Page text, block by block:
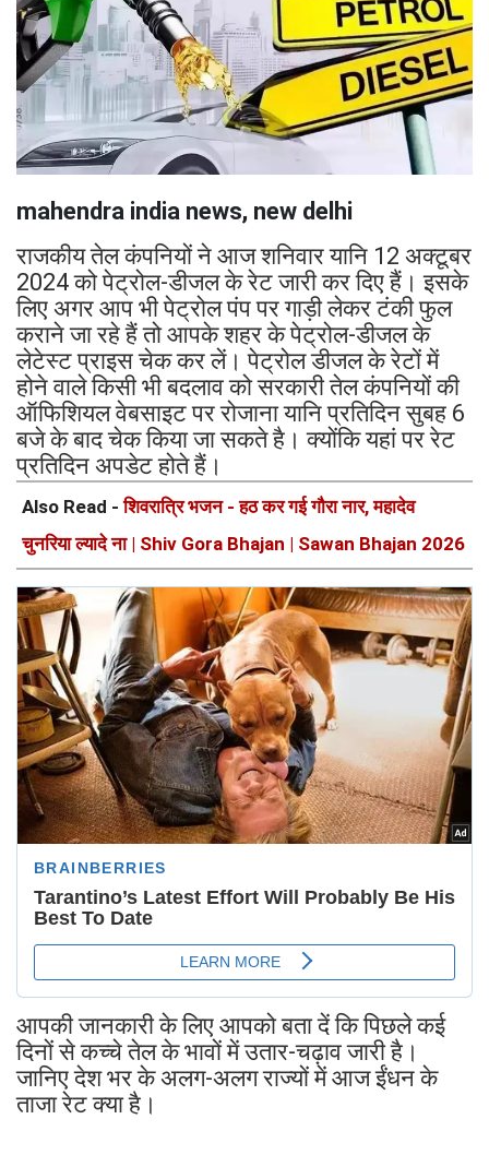
mahendra india news, new delhi
राजकीय तेल कंपनियों ने आज शनिवार यानि 12 अक्टूबर
2024 को पेट्रोल-डीजल के रेट जारी कर दिए हैं। इसके
लिए अगर आप भी पेट्रोल पंप पर गाड़ी लेकर टंकी फुल
कराने जा रहे हैं तो आपके शहर के पेट्रोल-डीजल के
लेटेस्ट प्राइस चेक कर लें। पेट्रोल डीजल के रेटों में
होने वाले किसी भी बदलाव को सरकारी तेल कंपनियों की
ऑफिशियल वेबसाइट पर रोजाना यानि प्रतिदिन सुबह 6
बजे के बाद चेक किया जा सकते है। क्योंकि यहां पर रेट
प्रतिदिन अपडेट होते हैं।
Also Read -शिवरात्रि भजन - हठ कर गई गौरा नार, महादेव
चुनरिया ल्यादे ना | Shiv Gora Bhajan | Sawan Bhajan 2026
आपकी जानकारी के लिए आपको बता दें कि पिछले कई
दिनों से कच्चे तेल के भावों में उतार-चढ़ाव जारी है।
जानिए देश भर के अलग-अलग राज्यों में आज ईंधन के
ताजा रेट क्या है।